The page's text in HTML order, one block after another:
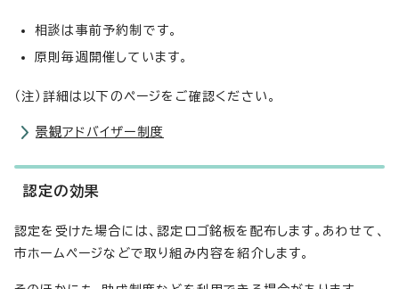
相談は事前予約制です。
原則毎週開催しています。
（注）詳細は以下のページをご確認ください。
景観アドバイザー制度
認定の効果
認定を受けた場合には、認定ロゴ銘板を配布します。あわせて、
市ホームページなどで取り組み内容を紹介します。